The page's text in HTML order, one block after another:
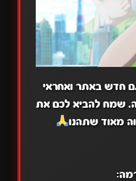
חדש באתר ואחראי
שמח להביא לכם את
מאוד שתהנו